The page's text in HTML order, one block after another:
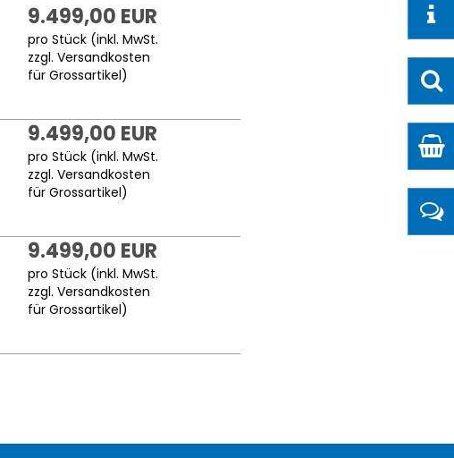
9.499,00 EUR
pro Stück (inkl. MwSt.
zzgl.Versandkosten
für Grossartikel)
9.499,00 EUR
pro Stück (inkl. MwSt.
zzgl.Versandkosten
für Grossartikel)
9.499,00 EUR
pro Stück (inkl. MwSt.
zzgl.Versandkosten
für Grossartikel)